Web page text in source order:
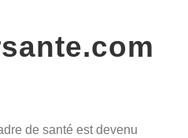
de santé est devenu